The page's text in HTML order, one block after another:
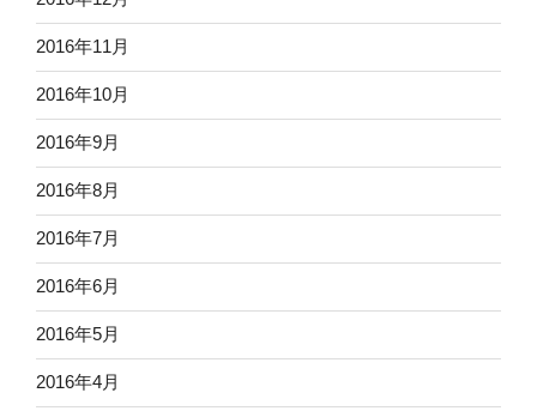
2016年11月
2016年10月
2016年9月
2016年8月
2016年7月
2016年6月
2016年5月
2016年4月